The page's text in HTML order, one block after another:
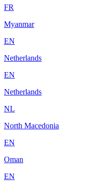
FR
Myanmar
EN
Netherlands
EN
Netherlands
NL
North Macedonia
EN
Oman
EN